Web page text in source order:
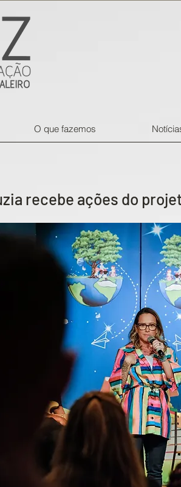
O que fazemos
recebe ações do